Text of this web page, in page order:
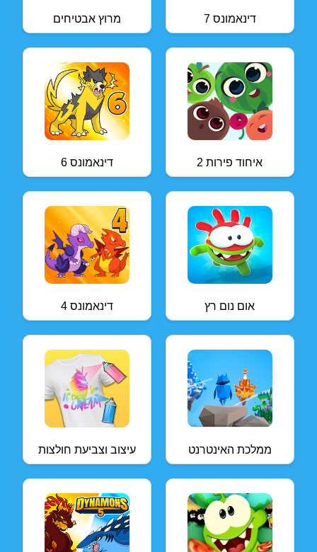
מרוץ אבטיחים דינאמונס 7
דינאמונס 6 איחוד פירות 2
דינאמונס 4 אום נום רץ
עיצוב וצביעת חולצות ממלכת האינטרנט